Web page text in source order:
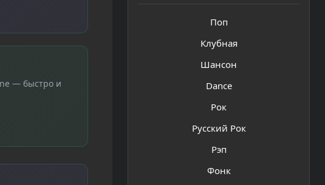
Поп
Клубная
Шансон
Dance
Рок
Русский Рок
Рэп
Фонк
— быстро и